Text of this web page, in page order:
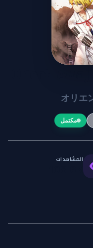
Orient:
オリエ
مكتمل
المشاهدات